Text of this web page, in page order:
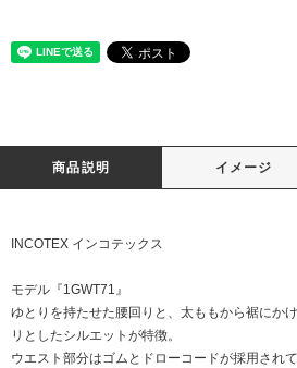
商品説明 イメージ
INCOTEX インコテックス
モデル『1GWT71』
ゆとりを持たせた腰回りと、太ももから裾にか
リとしたシルエットが特徴。
ウエスト部分はゴムとドローコードが採用され